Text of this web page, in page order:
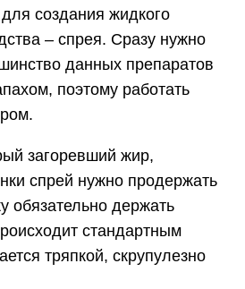
создания жидкого
– спрея. Сразу нужно
данных препаратов
поэтому работать
загоревший жир,
спрей нужно продержать
обязательно держать
стандартным
тряпкой, скрупулезно